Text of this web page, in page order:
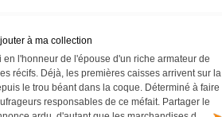
à ma collection
en l'honneur de l'épouse d'un riche armateur de
récifs. Déjà, les premières caisses arrivent sur la
le trou béant dans la coque. Déterminé à faire
responsables de ce méfait. Partager le